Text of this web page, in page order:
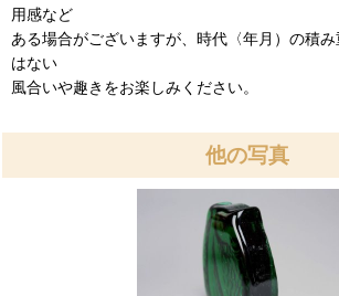
用感など
ある場合がございますが、時代〈年月）の積
はない
風合いや趣きをお楽しみください。
他の写真